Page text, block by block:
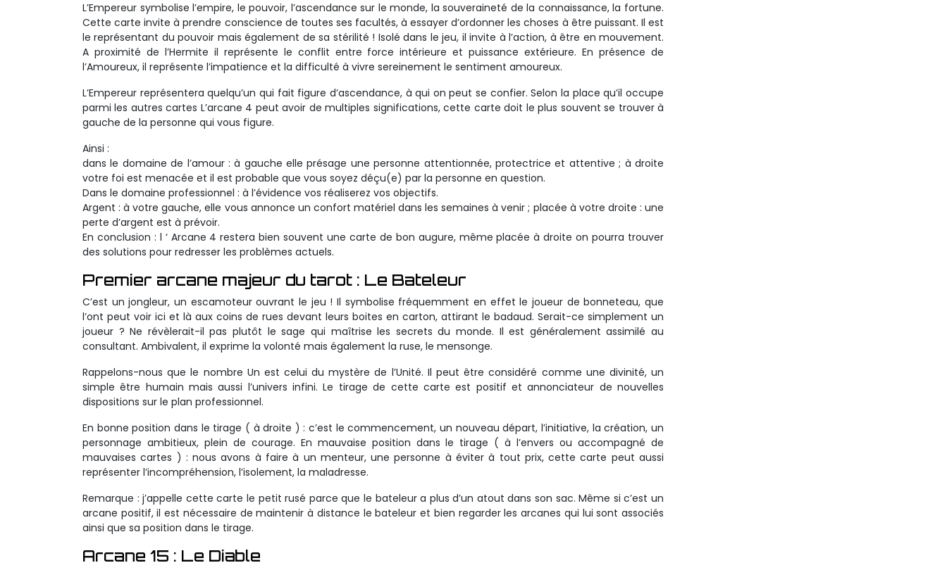
L’Empereur symbolise l’empire, le pouvoir, l’ascendance sur le monde, la souveraineté de la connaissance, la fortune.
Cette carte invite à prendre conscience de toutes ses facultés, à essayer d’ordonner les choses à être puissant. Il est
le représentant du pouvoir mais également de sa stérilité ! Isolé dans le jeu, il invite à l’action, à être en mouvement.
A proximité de l’Hermite il représente le conflit entre force intérieure et puissance extérieure. En présence de
l’Amoureux, il représente l’impatience et la difficulté à vivre sereinement le sentiment amoureux.
L’Empereur représentera quelqu’un qui fait figure d’ascendance, à qui on peut se confier. Selon la place qu’il occupe
parmi les autres cartes L’arcane 4 peut avoir de multiples significations, cette carte doit le plus souvent se trouver à
gauche de la personne qui vous figure.
Ainsi :
dans le domaine de l’amour : à gauche elle présage une personne attentionnée, protectrice et attentive ; à droite
votre foi est menacée et il est probable que vous soyez déçu(e) par la personne en question.
Dans le domaine professionnel : à l’évidence vos réaliserez vos objectifs.
Argent : à votre gauche, elle vous annonce un confort matériel dans les semaines à venir ; placée à votre droite : une
perte d’argent est à prévoir.
En conclusion : l ‘ Arcane 4 restera bien souvent une carte de bon augure, même placée à droite on pourra trouver
des solutions pour redresser les problèmes actuels.
Premier arcane majeur du tarot : Le Bateleur
C’est un jongleur, un escamoteur ouvrant le jeu ! Il symbolise fréquemment en effet le joueur de bonneteau, que
l’ont peut voir ici et là aux coins de rues devant leurs boites en carton, attirant le badaud. Serait-ce simplement un
joueur ? Ne révèlerait-il pas plutôt le sage qui maîtrise les secrets du monde. Il est généralement assimilé au
consultant. Ambivalent, il exprime la volonté mais également la ruse, le mensonge.
Rappelons-nous que le nombre Un est celui du mystère de l’Unité. Il peut être considéré comme une divinité, un
simple être humain mais aussi l’univers infini. Le tirage de cette carte est positif et annonciateur de nouvelles
dispositions sur le plan professionnel.
En bonne position dans le tirage ( à droite ) : c’est le commencement, un nouveau départ, l’initiative, la création, un
personnage ambitieux, plein de courage. En mauvaise position dans le tirage ( à l’envers ou accompagné de
mauvaises cartes ) : nous avons à faire à un menteur, une personne à éviter à tout prix, cette carte peut aussi
représenter l’incompréhension, l’isolement, la maladresse.
Remarque : j’appelle cette carte le petit rusé parce que le bateleur a plus d’un atout dans son sac. Même si c’est un
arcane positif, il est nécessaire de maintenir à distance le bateleur et bien regarder les arcanes qui lui sont associés
ainsi que sa position dans le tirage.
Arcane 15 : Le Diable